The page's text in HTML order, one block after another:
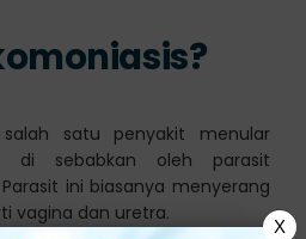
salah satu penyakit menular
di sebabkan oleh parasit
ini biasanya menyerang
vagina dan uretra.
X